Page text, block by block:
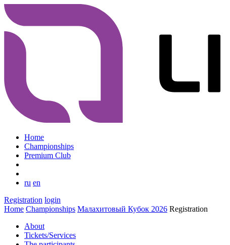
Home
Championships
Premium Club
ru en
Registration login
Home Championships Малахитовый Кубок 2026 Registration
About
Tickets/Services